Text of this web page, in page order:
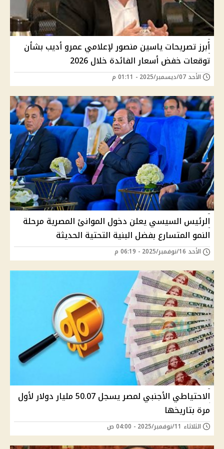
أبرز تصريحات ياسين منصور لإعلامي عمرو أديب بشأن
توقعات خفض أسعار الفائدة خلال 2026
الأحد 07/ديسمبر/2025 - 01:11 م
الرئيس السيسي يعلن دخول الموانئ المصرية مرحلة
النمو المتسارع بفضل البنية التحتية الحديثة
الأحد 16/نوفمبر/2025 - 06:19 م
الاحتياطي الأجنبي لمصر يسجل 50.07 مليار دولار لأول
مرة بتاريخها
الثلاثاء 11/نوفمبر/2025 - 04:00 ص